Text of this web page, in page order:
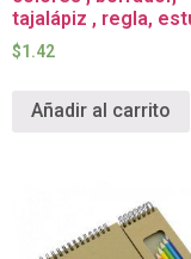
tajalápiz , regla,
$1.42
Añadir al carrito